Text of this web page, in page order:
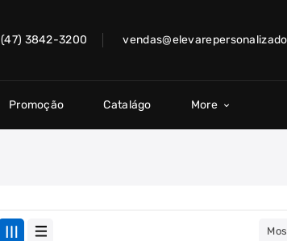
(47) 3842-3200
Promoção Catalágo More